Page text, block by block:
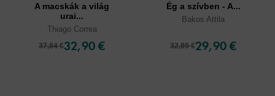
A macskák a világ
urai...
Thiago Correa
37,84 €32,90 €
Ég a szívben - A...
Bakos Attila
32,89 €29,90 €